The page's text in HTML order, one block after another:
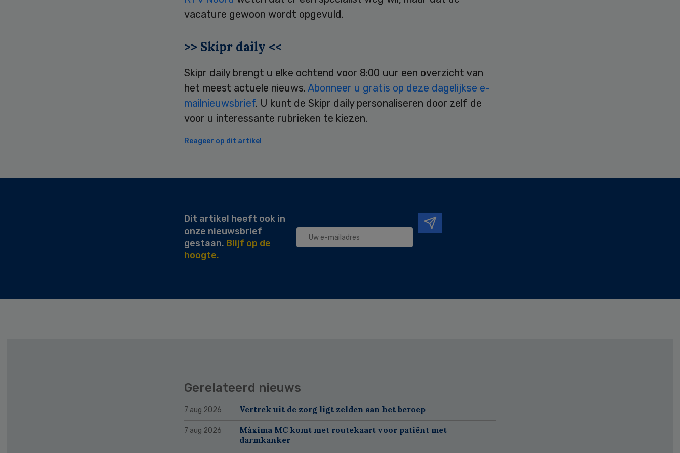
vacature gewoon wordt opgevuld.
>> Skipr daily <<
Skipr daily brengt u elke ochtend voor 8:00 uur een overzicht van
het meest actuele nieuws. Abonneer u gratis op deze dagelijkse e-
mailnieuwsbrief. U kunt de Skipr daily personaliseren door zelf de
voor u interessante rubrieken te kiezen.
Reageer op dit artikel
Dit artikel heeft ook in
onze nieuwsbrief
gestaan. Blijf op de
hoogte.
Gerelateerd nieuws
7 aug 2026 Vertrek uit de zorg ligt zelden aan het beroep
7 aug 2026
Máxima MC komt met routekaart voor patiënt met
darmkanker